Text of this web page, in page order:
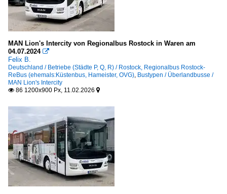
MAN Lion's Intercity von Regionalbus Rostock in Waren am
04.07.2024 
Felix B.
Deutschland / Betriebe (Städte P, Q, R) / Rostock, Regionalbus Rostock-
ReBus (ehemals:Küstenbus, Hameister, OVG), Bustypen / Überlandbusse /
MAN Lion's Intercity
 86 1200x900 Px, 11.02.2026 